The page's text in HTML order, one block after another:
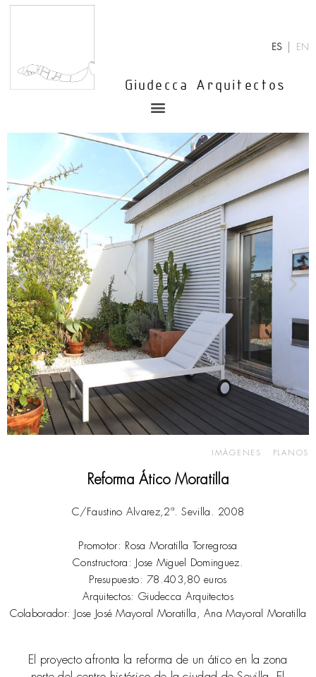
Giudecca Arquitectos
ES EN
Menu
IMÁGENES PLANOS
Reforma Ático Moratilla
C/Faustino Alvarez,2ª. Sevilla. 2008
Promotor: Rosa Moratilla Torregrosa
Constructora: Jose Miguel Dominguez.
Presupuesto: 78.403,80 euros
Arquitectos: Giudecca Arquitectos
Colaborador: Jose José Mayoral Moratilla, Ana Mayoral Moratilla
El proyecto afronta la reforma de un ático en la zona